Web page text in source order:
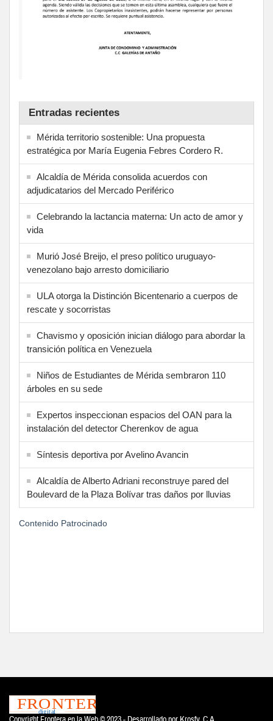
Entradas recientes
Mérida territorio sostenible: Una propuesta
estratégica por María Eugenia Febres Cordero R.
Alcaldía de Mérida consolida acuerdos con
adjudicatarios del Mercado Periférico
Celebrando la lactancia materna: Un acto de amor y
vida
Murió José Breijo, el preso político uruguayo-
venezolano bajo arresto domiciliario
ULA otorga la Distinción Bicentenario a cuerpos de
rescate y socorristas
Chavismo y oposición inician diálogo para abordar la
transición política en Venezuela
Niños de Estudiantes de Mérida sembraron 110
árboles en su sede
Expertos inspeccionan espacios del OAN para la
instalación del detector Cherenkov de agua
Síntesis deportiva por Avelino Avancin
Alcaldía de Alberto Adriani reconstruye pared del
Boulevard de la Plaza Bolívar tras daños por lluvias
Contenido Patrocinado